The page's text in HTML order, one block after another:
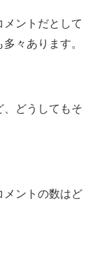
ントだとして
々あります。
、どうしてもそ
メントの数はど